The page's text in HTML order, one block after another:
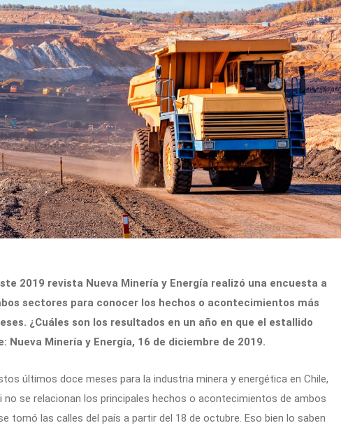
2019 revista Nueva Minería y Energía realizó una encuesta a
sectores para conocer los hechos o acontecimientos más
¿Cuáles son los resultados en un año en que el estallido
Nueva Minería y Energía, 16 de diciembre de 2019.
últimos doce meses para la industria minera y energética en Chile,
se relacionan los principales hechos o acontecimientos de ambos
tomó las calles del país a partir del 18 de octubre. Eso bien lo saben